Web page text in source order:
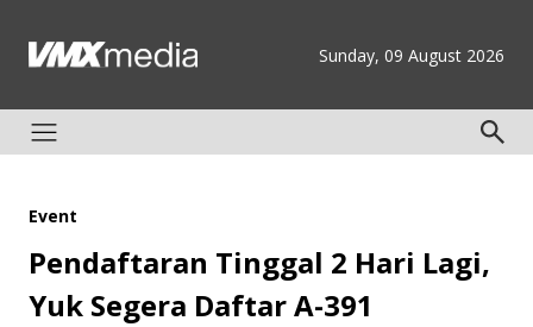
Sunday, 09 August 2026
Event
Pendaftaran Tinggal 2 Hari Lagi,
Yuk Segera Daftar A-391